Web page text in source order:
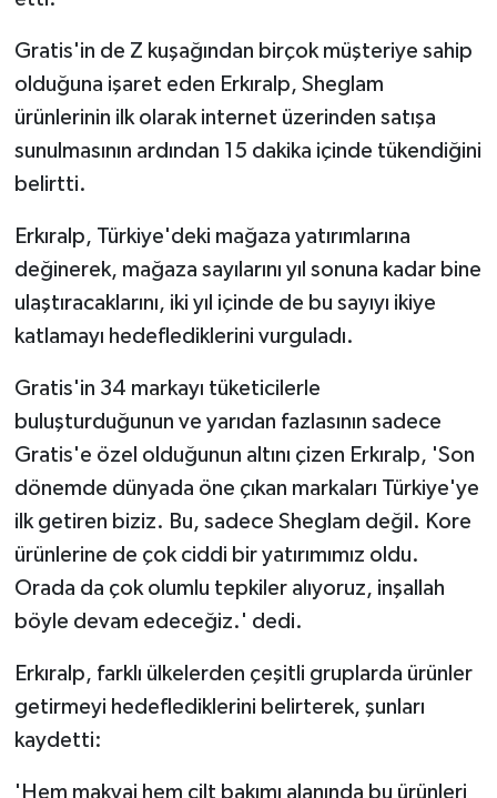
Gratis'in de Z kuşağından birçok müşteriye sahip
olduğuna işaret eden Erkıralp, Sheglam
ürünlerinin ilk olarak internet üzerinden satışa
sunulmasının ardından 15 dakika içinde tükendiğini
belirtti.
Erkıralp, Türkiye'deki mağaza yatırımlarına
değinerek, mağaza sayılarını yıl sonuna kadar bine
ulaştıracaklarını, iki yıl içinde de bu sayıyı ikiye
katlamayı hedeflediklerini vurguladı.
Gratis'in 34 markayı tüketicilerle
buluşturduğunun ve yarıdan fazlasının sadece
Gratis'e özel olduğunun altını çizen Erkıralp, 'Son
dönemde dünyada öne çıkan markaları Türkiye'ye
ilk getiren biziz. Bu, sadece Sheglam değil. Kore
ürünlerine de çok ciddi bir yatırımımız oldu.
Orada da çok olumlu tepkiler alıyoruz, inşallah
böyle devam edeceğiz.' dedi.
Erkıralp, farklı ülkelerden çeşitli gruplarda ürünler
getirmeyi hedeflediklerini belirterek, şunları
kaydetti:
'Hem makyaj hem cilt bakımı alanında bu ürünleri